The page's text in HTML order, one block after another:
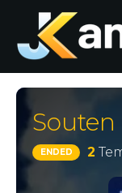
Souten
ENDED 2